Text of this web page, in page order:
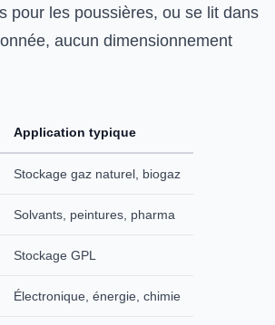
pour les poussières, ou se lit dans
aucun dimensionnement
Application typique
Stockage gaz naturel, biogaz
Solvants, peintures, pharma
Stockage GPL
Électronique, énergie, chimie